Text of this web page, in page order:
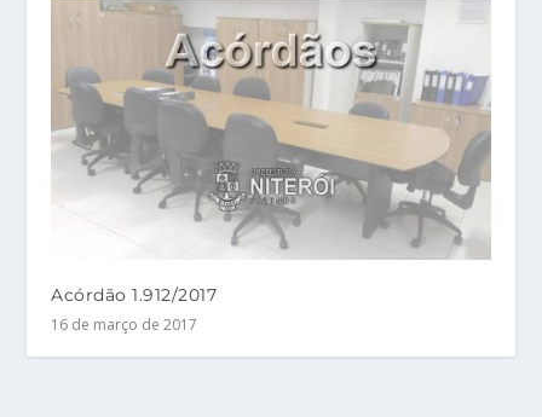
Acórdão 1.912/2017
16 de março de 2017